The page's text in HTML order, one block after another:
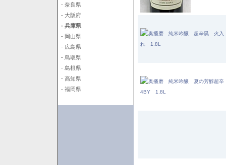
- 奈良県
- 大阪府
- 兵庫県
- 岡山県
- 広島県
- 鳥取県
- 島根県
- 高知県
- 福岡県